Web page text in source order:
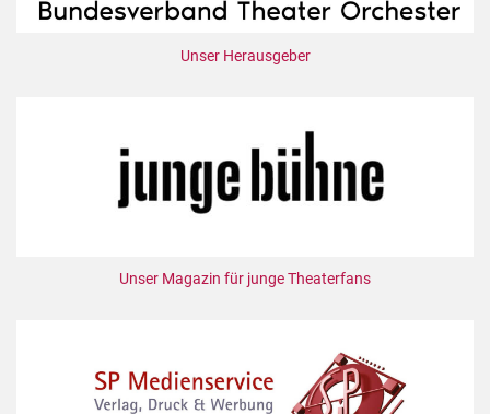
Unser Herausgeber
Unser Magazin für junge Theaterfans